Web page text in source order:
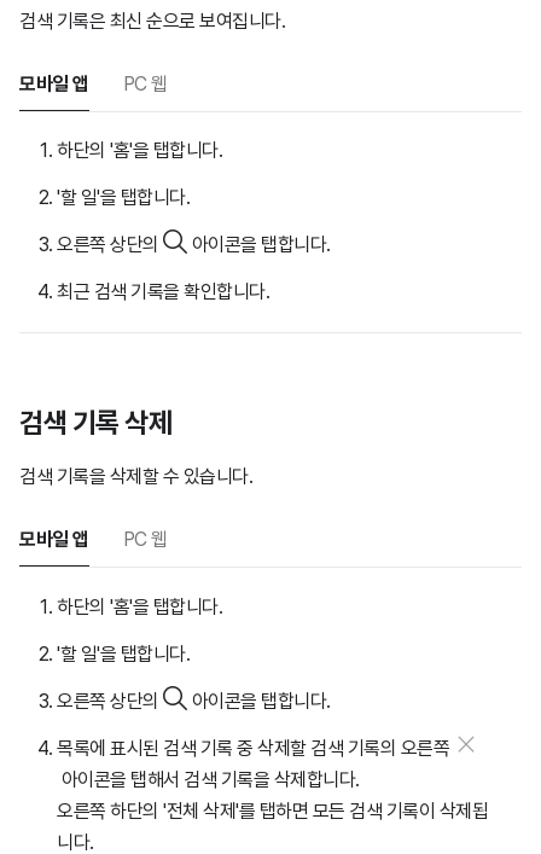
검색 기록은 최신 순으로 보여집니다.
모바일 앱 PC 웹
하단의 '홈'을 탭합니다.
'할 일'을 탭합니다.
오른쪽 상단의 아이콘을 탭합니다.
최근 검색 기록을 확인합니다.
검색 기록 삭제
검색 기록을 삭제할 수 있습니다.
모바일 앱 PC 웹
하단의 '홈'을 탭합니다.
'할 일'을 탭합니다.
오른쪽 상단의 아이콘을 탭합니다.
목록에 표시된 검색 기록 중 삭제할 검색 기록의 오른쪽
아이콘을 탭해서 검색 기록을 삭제합니다.
오른쪽 하단의 '전체 삭제'를 탭하면 모든 검색 기록이 삭제됩
니다.